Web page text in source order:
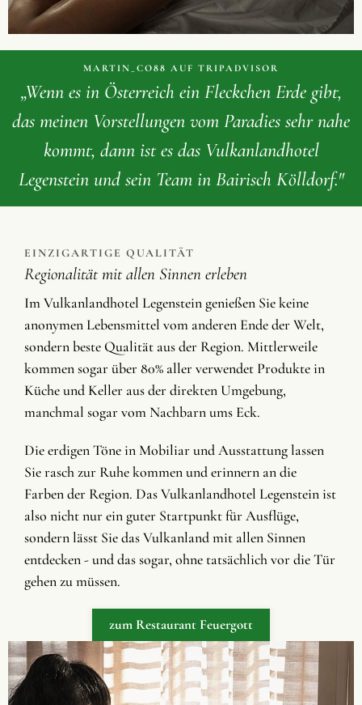
MARTIN_CO88 AUF TRIPADVISOR
„Wenn es in Österreich ein Fleckchen Erde gibt,
das meinen Vorstellungen vom Paradies sehr nahe
kommt, dann ist es das Vulkanlandhotel
Legenstein und sein Team in Bairisch Kölldorf."
EINZIGARTIGE QUALITÄT
Regionalität mit allen Sinnen erleben
Im Vulkanlandhotel Legenstein genießen Sie keine
anonymen Lebensmittel vom anderen Ende der Welt,
sondern beste Qualität aus der Region. Mittlerweile
kommen sogar über 80% aller verwendet Produkte in
Küche und Keller aus der direkten Umgebung,
manchmal sogar vom Nachbarn ums Eck.
Die erdigen Töne in Mobiliar und Ausstattung lassen
Sie rasch zur Ruhe kommen und erinnern an die
Farben der Region. Das Vulkanlandhotel Legenstein ist
also nicht nur ein guter Startpunkt für Ausflüge,
sondern lässt Sie das Vulkanland mit allen Sinnen
entdecken - und das sogar, ohne tatsächlich vor die Tür
gehen zu müssen.
zum Restaurant Feuergott